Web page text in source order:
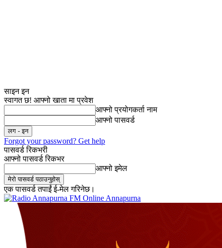
साइन इन
स्वागत छ! आफ्नो खाता मा प्रवेश
आफ्नो प्रयोगकर्ता नाम
आफ्नो पासवर्ड
Forgot your password? Get help
पासवर्ड रिकभरी
आफ्नो पासवर्ड रिकभर
आफ्नो इमेल
एक पासवर्ड तपाईं ई-मेल गरिनेछ।
Online Annapurna